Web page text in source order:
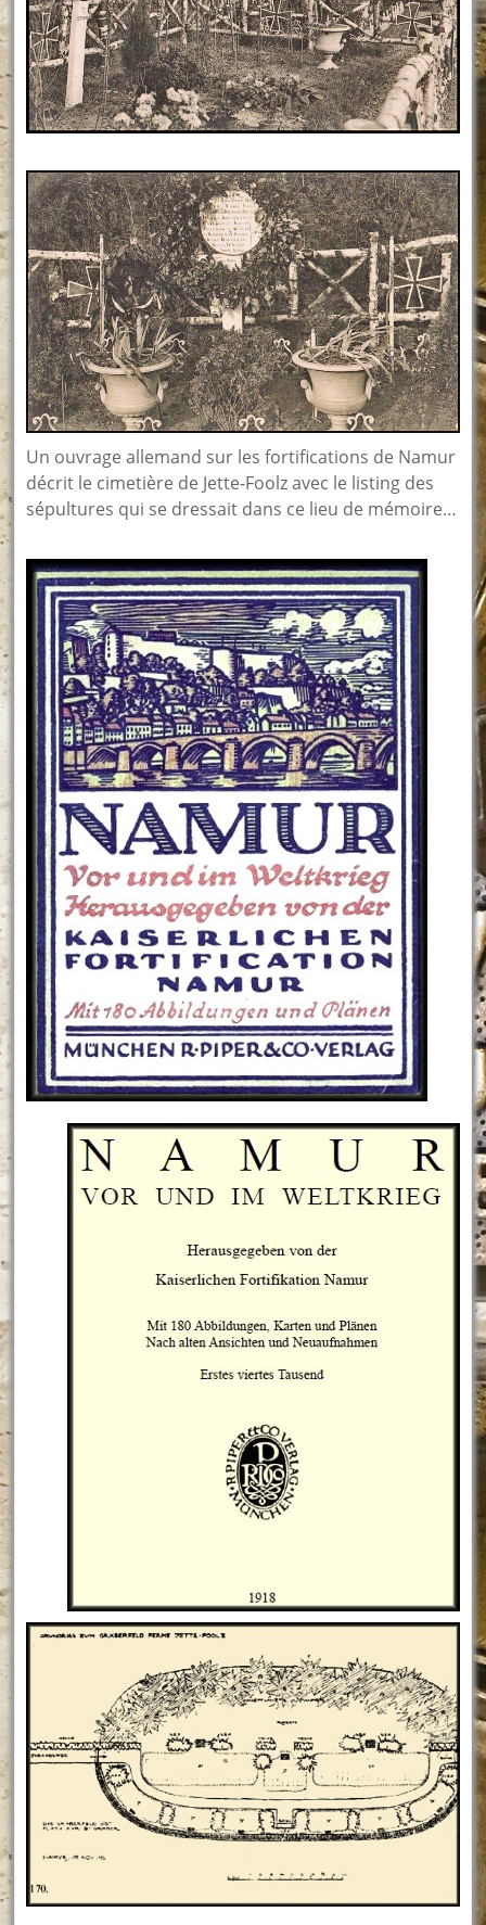
Un ouvrage allemand sur les fortifications de Namur
décrit le cimetière de Jette-Foolz avec le listing des
sépultures qui se dressait dans ce lieu de mémoire…